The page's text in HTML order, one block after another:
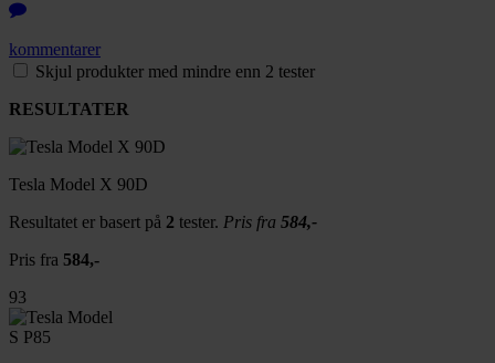
kommentarer
Skjul produkter med mindre enn 2 tester
RESULTATER
Tesla Model X 90D
Resultatet er basert på 2 tester. Pris fra 584,-
Pris fra 584,-
93